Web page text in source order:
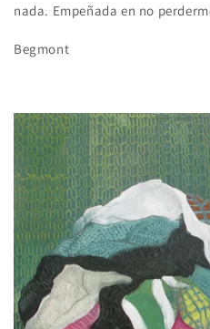
nada. Empeñada en no
Begmont